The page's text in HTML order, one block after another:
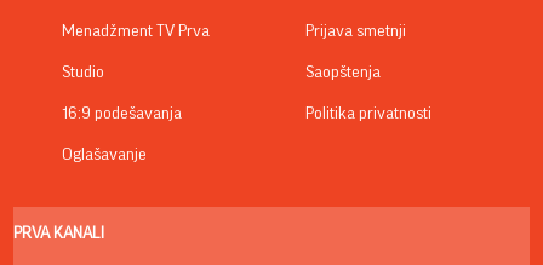
Menadžment TV Prva
Studio
16:9 podešavanja
Oglašavanje
Prijava smetnji
Saopštenja
Politika privatnosti
PRVA KANALI